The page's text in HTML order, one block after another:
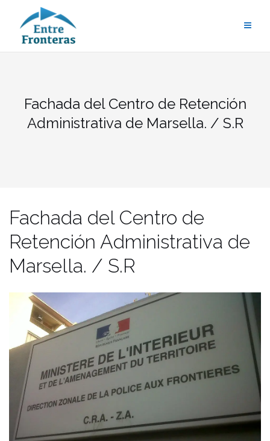
contenido
Fachada del Centro de Retención
Administrativa de Marsella. / S.R
Fachada del Centro de
Retención Administrativa de
Marsella. / S.R